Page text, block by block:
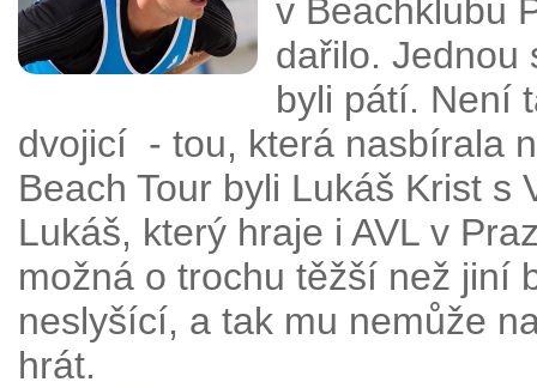
v Beachklubu
dařilo. Jednou
byli pátí. Není
dvojicí - tou, která nasbírala
Beach Tour byli Lukáš Krist s
Lukáš, který hraje i AVL v
možná o trochu těžší než jiní
neslyšící, a tak mu nemůže
hrát.